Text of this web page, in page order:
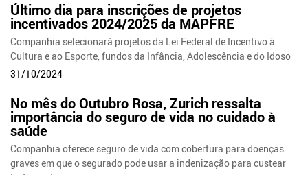
Último dia para inscrições de projetos
incentivados 2024/2025 da MAPFRE
Companhia selecionará projetos da Lei Federal de Incentivo à
Cultura e ao Esporte, fundos da Infância, Adolescência e do Idoso
31/10/2024
No mês do Outubro Rosa, Zurich ressalta
importância do seguro de vida no cuidado à
saúde
Companhia oferece seguro de vida com cobertura para doenças
graves em que o segurado pode usar a indenização para custear